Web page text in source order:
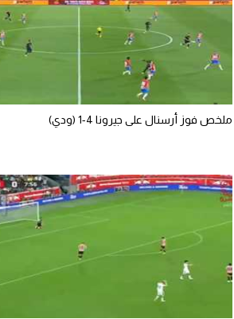
ملخص فوز أرسنال على جيرونا 4-1 (ودي)